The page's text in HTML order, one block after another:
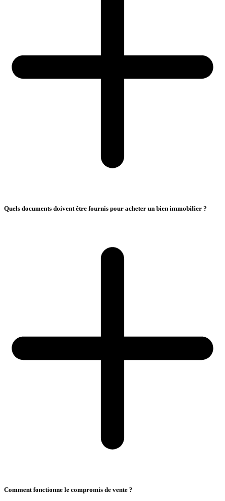
Quels documents doivent être fournis pour acheter un bien immobilier ?
Comment fonctionne le compromis de vente ?